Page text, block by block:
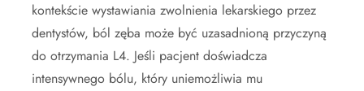
kontekście wystawiania zwolnienia lekarskiego przez
dentystów, ból zęba może być uzasadnioną przyczyną
do otrzymania L4. Jeśli pacjent doświadcza
intensywnego bólu, który uniemożliwia mu